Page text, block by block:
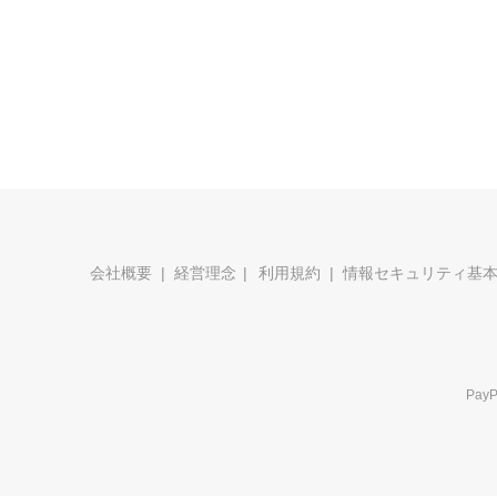
会社概要 経営理念 利用規約 情報セキュリティ基